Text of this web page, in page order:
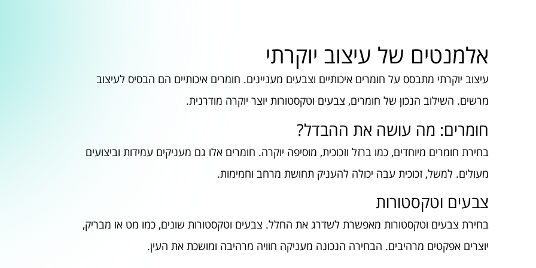
אלמנטים של עיצוב יוקרתי
עיצוב יוקרתי מתבסס על חומרים איכותיים וצבעים מעניינים. חומרים איכותיים הם הבסיס לעיצוב
מרשים. השילוב הנכון של חומרים, צבעים וטקסטורות יוצר יוקרה מודרנית.
חומרים: מה עושה את ההבדל?
בחירת חומרים מיוחדים, כמו ברזל וזכוכית, מוסיפה יוקרה. חומרים אלו גם מעניקים עמידות וביצועים
מעולים. למשל, זכוכית עבה יכולה להעניק תחושת מרחב וחמימות.
צבעים וטקסטורות
בחירת צבעים וטקסטורות מאפשרת לשדרג את החלל. צבעים וטקסטורות שונים, כמו מט או מבריק,
יוצרים אפקטים מרהיבים. הבחירה הנכונה מעניקה חוויה מרהיבה ומושכת את העין.